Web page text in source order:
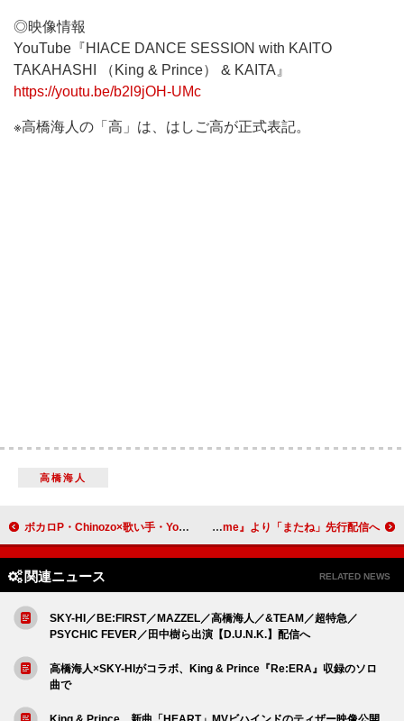
◎映像情報
YouTube『HIACE DANCE SESSION with KAITO
TAKAHASHI （King & Prince） & KAITA』
https://youtu.be/b2l9jOH-UMc
※高橋海人の「高」は、はしご高が正式表記。
高橋海人
ボカロP・Chinozo×歌い手・Yoru、ユニット・宇宙パイロットを結成 有華、ニューAL『my space my time』より「またね」先行配信へ
関連ニュース RELATED NEWS
SKY-HI／BE:FIRST／MAZZEL／高橋海人／&TEAM／超特急／
PSYCHIC FEVER／田中樹ら出演【D.U.N.K.】配信へ
高橋海人×SKY-HIがコラボ、King & Prince『Re:ERA』収録のソロ
曲で